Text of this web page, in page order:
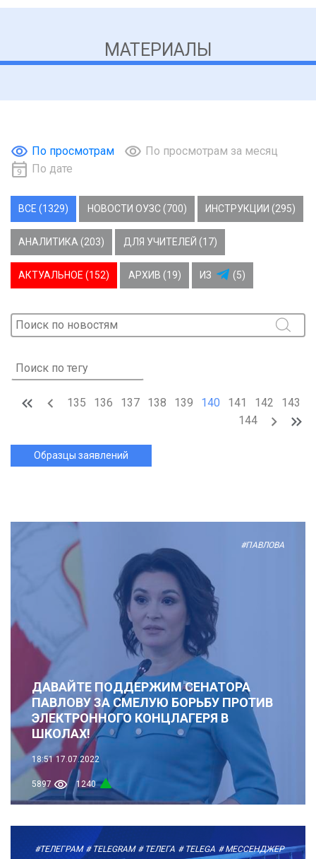
МАТЕРИАЛЫ
По просмотрам
По просмотрам за месяц
По дате
ВСЕ (1329) НОВОСТИ ОУЗС (700) ИНСТРУКЦИИ (295)
АНАЛИТИКА (203) ДЛЯ УЧИТЕЛЕЙ (17)
АКТУАЛЬНОЕ (152) АРХИВ (19) ИЗ (5)
135 136 137 138 139 140 141 142
143
144
Образцы заявлений
#ПАВЛОВА
ДАВАЙТЕ ПОДДЕРЖИМ СЕНАТОРА
ПАВЛОВУ ЗА СМЕЛУЮ БОРЬБУ ПРОТИВ
ЭЛЕКТРОННОГО КОНЦЛАГЕРЯ В
ШКОЛАХ!
18:51 17.07.2022
5897 1240
#ТЕЛЕГРАМ # TELEGRAM # ТЕЛЕГА # TELEGA # МЕССЕНДЖЕР